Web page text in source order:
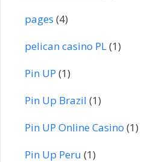
pages (4)
pelican casino PL(1)
Pin UP (1)
Pin Up Brazil (1)
Pin UP Online Casino (1)
Pin Up Peru (1)